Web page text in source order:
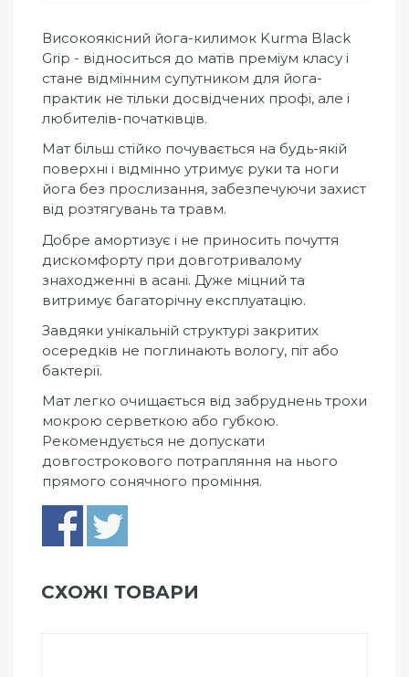
Високоякісний йога-килимок Kurma Black
Grip - відноситься до матів преміум класу і
стане відмінним супутником для йога-
практик не тільки досвідчених профі, але і
любителів-початківців.
Мат більш стійко почувається на будь-якій
поверхні і відмінно утримує руки та ноги
йога без прослизання, забезпечуючи захист
від розтягувань та травм.
Добре амортизує і не приносить почуття
дискомфорту при довготривалому
знаходженні в асані. Дуже міцний та
витримує багаторічну експлуатацію.
Завдяки унікальній структурі закритих
осередків не поглинають вологу, піт або
бактерії.
Мат легко очищається від забруднень трохи
мокрою серветкою або губкою.
Рекомендується не допускати
довгострокового потрапляння на нього
прямого сонячного проміння.
СХОЖІ ТОВАРИ